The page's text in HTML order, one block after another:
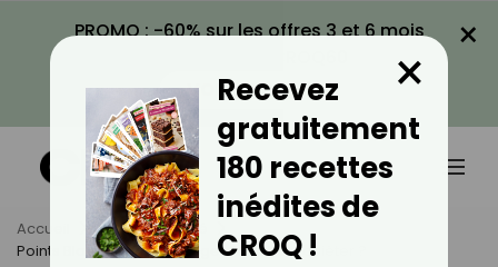
PROMO : -60% sur les offres 3 et 6 mois
VOIR LA PROMO
×
Accueil Actus
Santé
Points Blancs Dans La Gorge : Faut-Il S’inquiéter ?
Recevez
gratuitement
180 recettes
inédites de
CROQ !
×